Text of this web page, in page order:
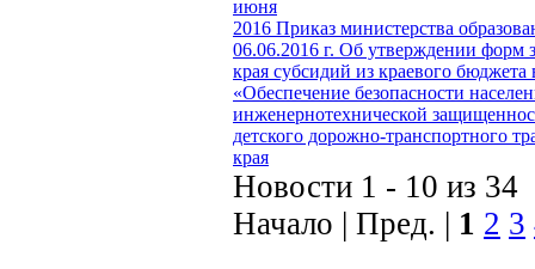
июня
2016 Приказ министерства
06.06.2016 г. Об утверждении форм
края субсидий из краевого
«Обеспечение безопасности
инженернотехнической
детского дорожно-транспортного
края
Новости 1 - 10 из 34
Начало | Пред. | 1 2 3